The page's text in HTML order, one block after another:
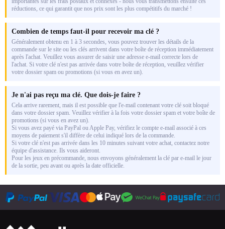
réductions, ce qui garantit que nos prix sont les plus compétitifs du marché !
Combien de temps faut-il pour recevoir ma clé ?
Généralement obtenu en 1 à 3 secondes, vous pouvez trouver les détails de la
commande sur le site ou les clés arrivent dans votre boîte de réception immédiatement
après l'achat. Veuillez vous assurer de saisir une adresse e-mail correcte lors de
l'achat. Si votre clé n'est pas arrivée dans votre boîte de réception, veuillez vérifier
votre dossier spam ou promotions (si vous en avez un).
Je n'ai pas reçu ma clé. Que dois-je faire ?
Cela arrive rarement, mais il est possible que l'e-mail contenant votre clé soit bloqué
dans votre dossier spam. Veuillez vérifier à la fois votre dossier spam et votre boîte de
promotions (si vous en avez un).
Si vous avez payé via PayPal ou Apple Pay, vérifiez le compte e-mail associé à ces
moyens de paiement s'il diffère de celui indiqué lors de la commande.
Si votre clé n'est pas arrivée dans les 10 minutes suivant votre achat, contactez notre
équipe d'assistance. Ils vous aideront.
Pour les jeux en précommande, nous envoyons généralement la clé par e-mail le jour
de la sortie, peu avant ou après la date officielle.